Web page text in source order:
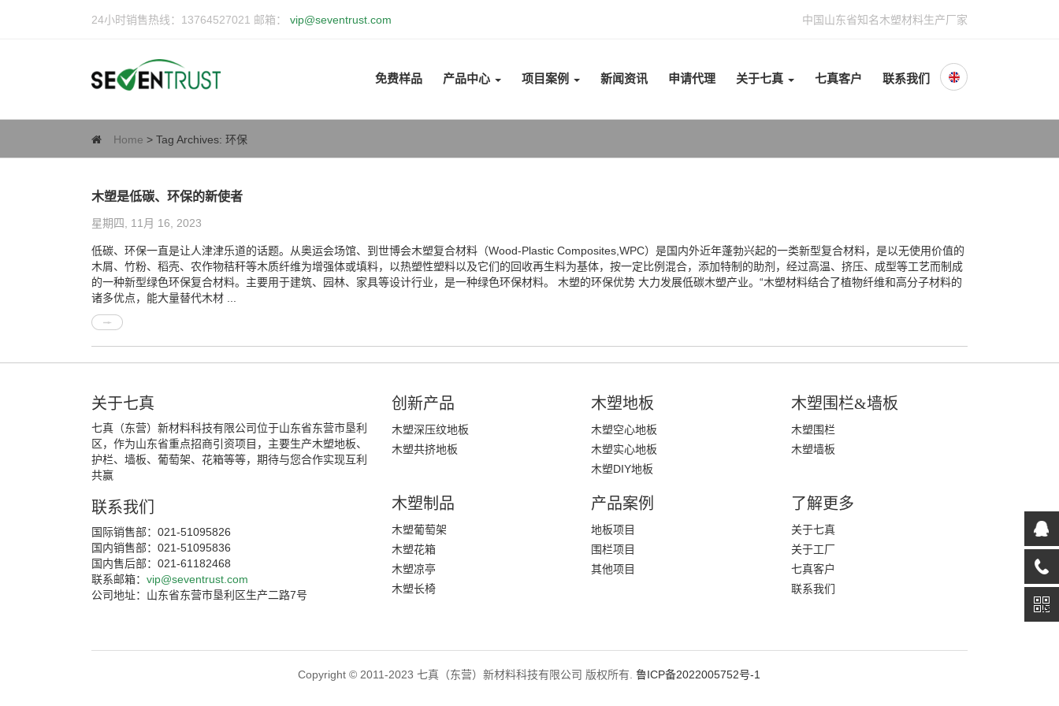
24小时销售热线：13764527021 邮箱： vip@seventrust.com 中国山东省知名木塑材料生产厂家
免费样品 产品中心 项目案例 新闻资讯 申请代理 关于七真 七真客户 联系我们
Home > Tag Archives: 环保
木塑是低碳、环保的新使者
星期四, 11月 16, 2023
低碳、环保一直是让人津津乐道的话题。从奥运会场馆、到世博会木塑复合材料（Wood-Plastic Composites,WPC）是国内外近年蓬勃兴起的一类新型复合材料，是以无使用价值的
木屑、竹粉、稻壳、农作物秸秆等木质纤维为增强体或填料，以热塑性塑料以及它们的回收再生料为基体，按一定比例混合，添加特制的助剂，经过高温、挤压、成型等工艺而制成
的一种新型绿色环保复合材料。主要用于建筑、园林、家具等设计行业，是一种绿色环保材料。 木塑的环保优势 大力发展低碳木塑产业。“木塑材料结合了植物纤维和高分子材料的
诸多优点，能大量替代木材 ...
关于七真
七真（东营）新材料科技有限公司位于山东省东营市垦利
区，作为山东省重点招商引资项目，主要生产木塑地板、
护栏、墙板、葡萄架、花箱等等，期待与您合作实现互利
共赢
联系我们
国际销售部：021-51095826
国内销售部：021-51095836
国内售后部：021-61182468
联系邮箱： vip@seventrust.com
公司地址：山东省东营市垦利区生产二路7号
创新产品
木塑深压纹地板
木塑共挤地板
木塑地板
木塑空心地板
木塑实心地板
木塑DIY地板
木塑围栏&墙板
木塑围栏
木塑墙板
木塑制品
木塑葡萄架
木塑花箱
木塑凉亭
木塑长椅
产品案例
地板项目
围栏项目
其他项目
了解更多
关于七真
关于工厂
七真客户
联系我们
Copyright © 2011-2023 七真（东营）新材料科技有限公司 版权所有.鲁ICP备2022005752号-1